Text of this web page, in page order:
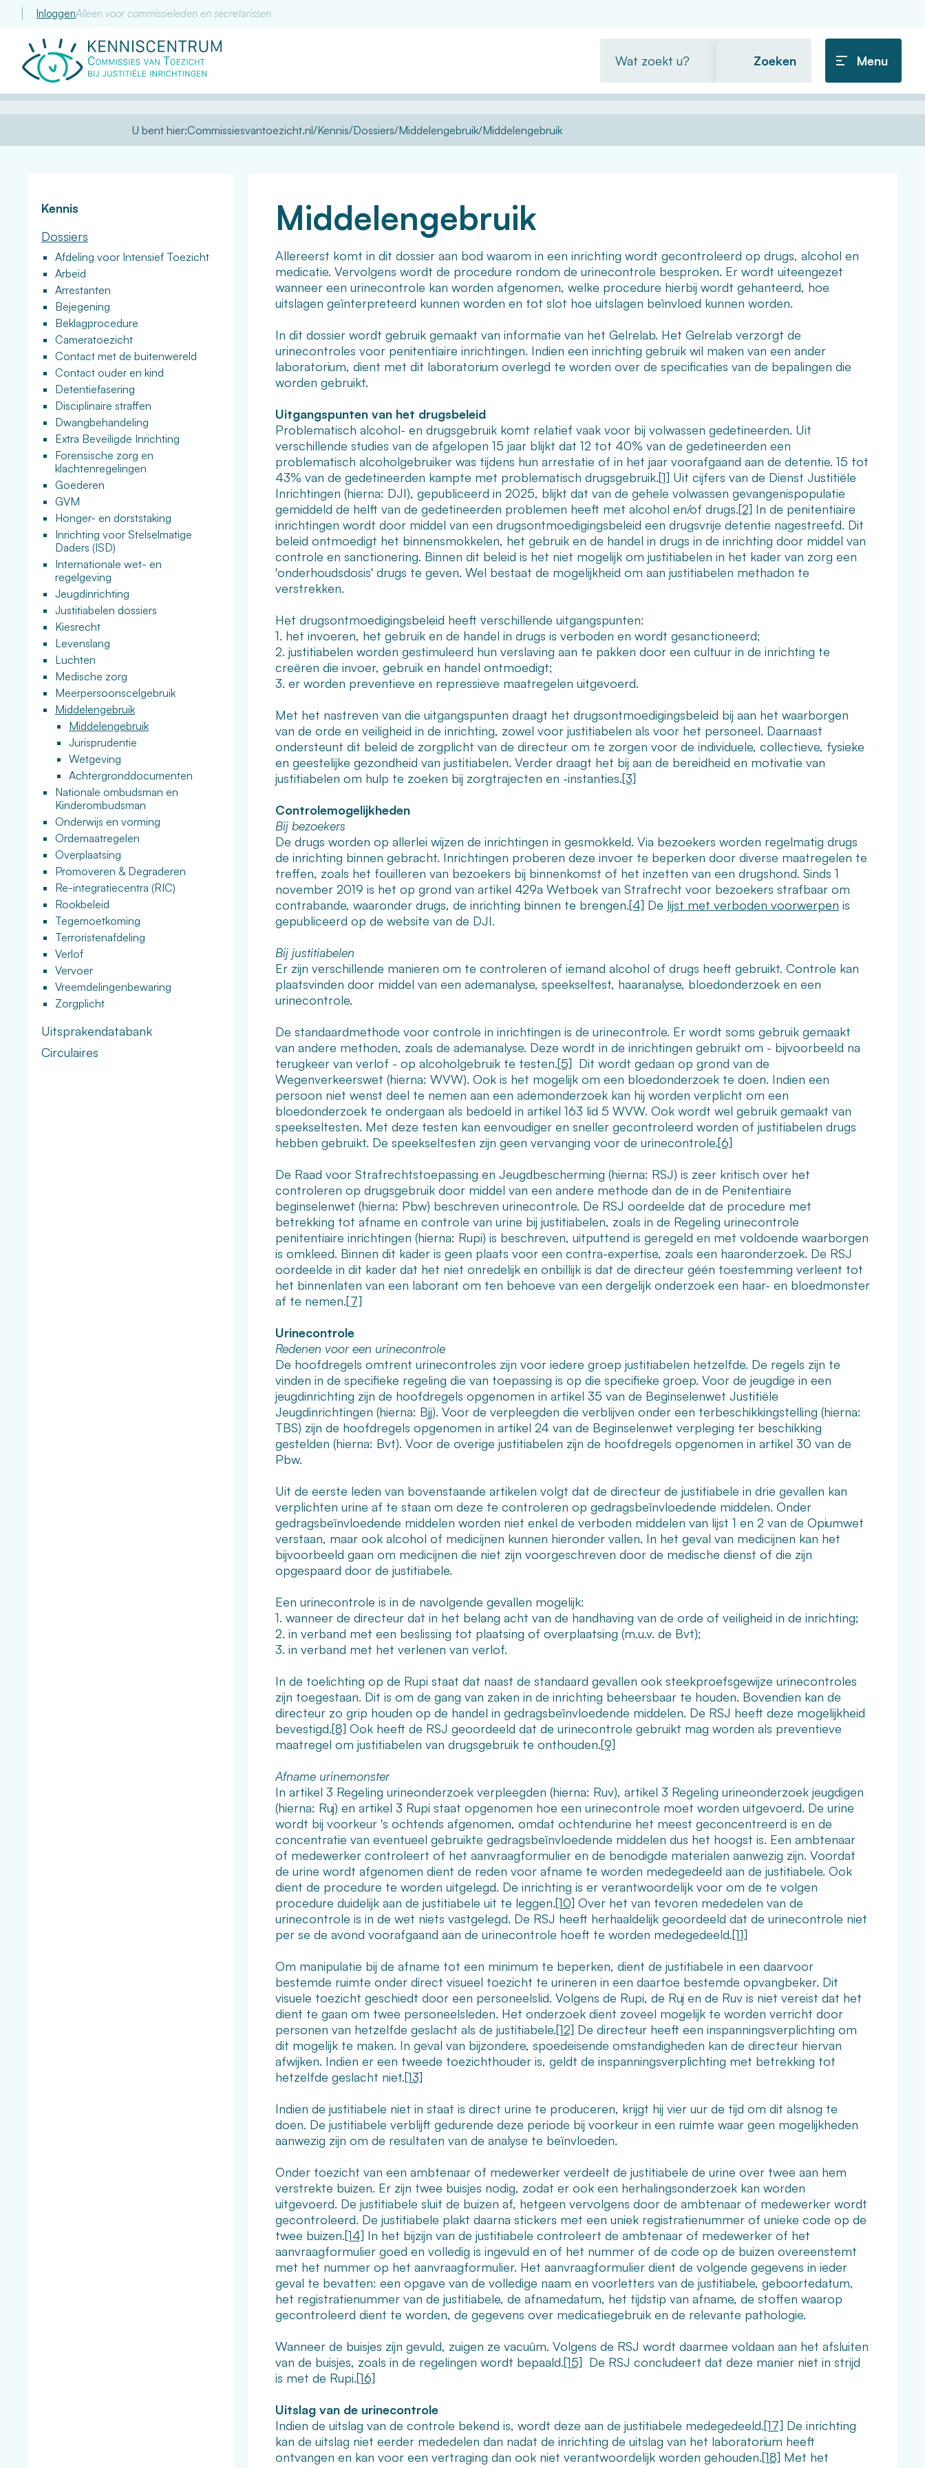
Commissie
zoekt
Menu
InloggenAlleen voor commissieleden en secretarissen
U bent hier:Commissiesvantoezicht.nl Kennis Dossiers Middelengebruik Middelengebruik
Middelengebruik
Allereerst komt in dit dossier aan bod waarom in een inrichting wordt gecontroleerd op drugs, alcohol en
medicatie. Vervolgens wordt de procedure rondom de urinecontrole besproken. Er wordt uiteengezet
wanneer een urinecontrole kan worden afgenomen, welke procedure hierbij wordt gehanteerd, hoe
uitslagen geïnterpreteerd kunnen worden en tot slot hoe uitslagen beïnvloed kunnen worden.
In dit dossier wordt gebruik gemaakt van informatie van het Gelrelab. Het Gelrelab verzorgt de
urinecontroles voor penitentiaire inrichtingen. Indien een inrichting gebruik wil maken van een ander
laboratorium, dient met dit laboratorium overlegd te worden over de specificaties van de bepalingen die
worden gebruikt.
Uitgangspunten van het drugsbeleid
Problematisch alcohol- en drugsgebruik komt relatief vaak voor bij volwassen gedetineerden. Uit
verschillende studies van de afgelopen 15 jaar blijkt dat 12 tot 40% van de gedetineerden een
problematisch alcoholgebruiker was tijdens hun arrestatie of in het jaar voorafgaand aan de detentie. 15 tot
43% van de gedetineerden kampte met problematisch drugsgebruik.[1] Uit cijfers van de Dienst Justitiële
Inrichtingen (hierna: DJI), gepubliceerd in 2025, blijkt dat van de gehele volwassen gevangenispopulatie
gemiddeld de helft van de gedetineerden problemen heeft met alcohol en/of drugs.[2] In de penitentiaire
inrichtingen wordt door middel van een drugsontmoedigingsbeleid een drugsvrije detentie nagestreefd. Dit
beleid ontmoedigt het binnensmokkelen, het gebruik en de handel in drugs in de inrichting door middel van
controle en sanctionering. Binnen dit beleid is het niet mogelijk om justitiabelen in het kader van zorg een
'onderhoudsdosis' drugs te geven. Wel bestaat de mogelijkheid om aan justitiabelen methadon te
verstrekken.
Het drugsontmoedigingsbeleid heeft verschillende uitgangspunten:
1. het invoeren, het gebruik en de handel in drugs is verboden en wordt gesanctioneerd;
2. justitiabelen worden gestimuleerd hun verslaving aan te pakken door een cultuur in de inrichting te
creëren die invoer, gebruik en handel ontmoedigt;
3. er worden preventieve en repressieve maatregelen uitgevoerd.
Met het nastreven van die uitgangspunten draagt het drugsontmoedigingsbeleid bij aan het waarborgen
van de orde en veiligheid in de inrichting, zowel voor justitiabelen als voor het personeel. Daarnaast
ondersteunt dit beleid de zorgplicht van de directeur om te zorgen voor de individuele, collectieve, fysieke
en geestelijke gezondheid van justitiabelen. Verder draagt het bij aan de bereidheid en motivatie van
justitiabelen om hulp te zoeken bij zorgtrajecten en -instanties.[3]
Controlemogelijkheden
Bij bezoekers
De drugs worden op allerlei wijzen de inrichtingen in gesmokkeld. Via bezoekers worden regelmatig drugs
de inrichting binnen gebracht. Inrichtingen proberen deze invoer te beperken door diverse maatregelen te
treffen, zoals het fouilleren van bezoekers bij binnenkomst of het inzetten van een drugshond. Sinds 1
november 2019 is het op grond van artikel 429a Wetboek van Strafrecht voor bezoekers strafbaar om
contrabande, waaronder drugs, de inrichting binnen te brengen.[4] De lijst met verboden voorwerpen is
gepubliceerd op de website van de DJI.
Bij justitiabelen
Er zijn verschillende manieren om te controleren of iemand alcohol of drugs heeft gebruikt. Controle kan
plaatsvinden door middel van een ademanalyse, speekseltest, haaranalyse, bloedonderzoek en een
urinecontrole.
De standaardmethode voor controle in inrichtingen is de urinecontrole. Er wordt soms gebruik gemaakt
van andere methoden, zoals de ademanalyse. Deze wordt in de inrichtingen gebruikt om - bijvoorbeeld na
terugkeer van verlof - op alcoholgebruik te testen.[5] Dit wordt gedaan op grond van de
Wegenverkeerswet (hierna: WVW). Ook is het mogelijk om een bloedonderzoek te doen. Indien een
persoon niet wenst deel te nemen aan een ademonderzoek kan hij worden verplicht om een
bloedonderzoek te ondergaan als bedoeld in artikel 163 lid 5 WVW. Ook wordt wel gebruik gemaakt van
speekseltesten. Met deze testen kan eenvoudiger en sneller gecontroleerd worden of justitiabelen drugs
hebben gebruikt. De speekseltesten zijn geen vervanging voor de urinecontrole.[6]
De Raad voor Strafrechtstoepassing en Jeugdbescherming (hierna: RSJ) is zeer kritisch over het
controleren op drugsgebruik door middel van een andere methode dan de in de Penitentiaire
beginselenwet (hierna: Pbw) beschreven urinecontrole. De RSJ oordeelde dat de procedure met
betrekking tot afname en controle van urine bij justitiabelen, zoals in de Regeling urinecontrole
penitentiaire inrichtingen (hierna: Rupi) is beschreven, uitputtend is geregeld en met voldoende waarborgen
is omkleed. Binnen dit kader is geen plaats voor een contra-expertise, zoals een haaronderzoek. De RSJ
oordeelde in dit kader dat het niet onredelijk en onbillijk is dat de directeur géén toestemming verleent tot
het binnenlaten van een laborant om ten behoeve van een dergelijk onderzoek een haar- en bloedmonster
af te nemen.[7]
Urinecontrole
Redenen voor een urinecontrole
De hoofdregels omtrent urinecontroles zijn voor iedere groep justitiabelen hetzelfde. De regels zijn te
vinden in de specifieke regeling die van toepassing is op die specifieke groep. Voor de jeugdige in een
jeugdinrichting zijn de hoofdregels opgenomen in artikel 35 van de Beginselenwet Justitiële
Jeugdinrichtingen (hierna: Bjj). Voor de verpleegden die verblijven onder een terbeschikkingstelling (hierna:
TBS) zijn de hoofdregels opgenomen in artikel 24 van de Beginselenwet verpleging ter beschikking
gestelden (hierna: Bvt). Voor de overige justitiabelen zijn de hoofdregels opgenomen in artikel 30 van de
Pbw.
Uit de eerste leden van bovenstaande artikelen volgt dat de directeur de justitiabele in drie gevallen kan
verplichten urine af te staan om deze te controleren op gedragsbeïnvloedende middelen. Onder
gedragsbeïnvloedende middelen worden niet enkel de verboden middelen van lijst 1 en 2 van de Opiumwet
verstaan, maar ook alcohol of medicijnen kunnen hieronder vallen. In het geval van medicijnen kan het
bijvoorbeeld gaan om medicijnen die niet zijn voorgeschreven door de medische dienst of die zijn
opgespaard door de justitiabele.
Een urinecontrole is in de navolgende gevallen mogelijk:
1. wanneer de directeur dat in het belang acht van de handhaving van de orde of veiligheid in de inrichting;
2. in verband met een beslissing tot plaatsing of overplaatsing (m.u.v. de Bvt);
3. in verband met het verlenen van verlof.
In de toelichting op de Rupi staat dat naast de standaard gevallen ook steekproefsgewijze urinecontroles
zijn toegestaan. Dit is om de gang van zaken in de inrichting beheersbaar te houden. Bovendien kan de
directeur zo grip houden op de handel in gedragsbeïnvloedende middelen. De RSJ heeft deze mogelijkheid
bevestigd.[8] Ook heeft de RSJ geoordeeld dat de urinecontrole gebruikt mag worden als preventieve
maatregel om justitiabelen van drugsgebruik te onthouden.[9]
Afname urinemonster
In artikel 3 Regeling urineonderzoek verpleegden (hierna: Ruv), artikel 3 Regeling urineonderzoek jeugdigen
(hierna: Ruj) en artikel 3 Rupi staat opgenomen hoe een urinecontrole moet worden uitgevoerd. De urine
wordt bij voorkeur 's ochtends afgenomen, omdat ochtendurine het meest geconcentreerd is en de
concentratie van eventueel gebruikte gedragsbeïnvloedende middelen dus het hoogst is. Een ambtenaar
of medewerker controleert of het aanvraagformulier en de benodigde materialen aanwezig zijn. Voordat
de urine wordt afgenomen dient de reden voor afname te worden medegedeeld aan de justitiabele. Ook
dient de procedure te worden uitgelegd. De inrichting is er verantwoordelijk voor om de te volgen
procedure duidelijk aan de justitiabele uit te leggen.[10] Over het van tevoren mededelen van de
urinecontrole is in de wet niets vastgelegd. De RSJ heeft herhaaldelijk geoordeeld dat de urinecontrole niet
per se de avond voorafgaand aan de urinecontrole hoeft te worden medegedeeld.[11]
Om manipulatie bij de afname tot een minimum te beperken, dient de justitiabele in een daarvoor
bestemde ruimte onder direct visueel toezicht te urineren in een daartoe bestemde opvangbeker. Dit
visuele toezicht geschiedt door een personeelslid. Volgens de Rupi, de Ruj en de Ruv is niet vereist dat het
dient te gaan om twee personeelsleden. Het onderzoek dient zoveel mogelijk te worden verricht door
personen van hetzelfde geslacht als de justitiabele.[12] De directeur heeft een inspanningsverplichting om
dit mogelijk te maken. In geval van bijzondere, spoedeisende omstandigheden kan de directeur hiervan
afwijken. Indien er een tweede toezichthouder is, geldt de inspanningsverplichting met betrekking tot
hetzelfde geslacht niet.[13]
Indien de justitiabele niet in staat is direct urine te produceren, krijgt hij vier uur de tijd om dit alsnog te
doen. De justitiabele verblijft gedurende deze periode bij voorkeur in een ruimte waar geen mogelijkheden
aanwezig zijn om de resultaten van de analyse te beïnvloeden.
Onder toezicht van een ambtenaar of medewerker verdeelt de justitiabele de urine over twee aan hem
verstrekte buizen. Er zijn twee buisjes nodig, zodat er ook een herhalingsonderzoek kan worden
uitgevoerd. De justitiabele sluit de buizen af, hetgeen vervolgens door de ambtenaar of medewerker wordt
gecontroleerd. De justitiabele plakt daarna stickers met een uniek registratienummer of unieke code op de
twee buizen.[14] In het bijzijn van de justitiabele controleert de ambtenaar of medewerker of het
aanvraagformulier goed en volledig is ingevuld en of het nummer of de code op de buizen overeenstemt
met het nummer op het aanvraagformulier. Het aanvraagformulier dient de volgende gegevens in ieder
geval te bevatten: een opgave van de volledige naam en voorletters van de justitiabele, geboortedatum,
het registratienummer van de justitiabele, de afnamedatum, het tijdstip van afname, de stoffen waarop
gecontroleerd dient te worden, de gegevens over medicatiegebruik en de relevante pathologie.
Wanneer de buisjes zijn gevuld, zuigen ze vacuüm. Volgens de RSJ wordt daarmee voldaan aan het afsluiten
van de buisjes, zoals in de regelingen wordt bepaald.[15] De RSJ concludeert dat deze manier niet in strijd
is met de Rupi.[16]
Uitslag van de urinecontrole
Indien de uitslag van de controle bekend is, wordt deze aan de justitiabele medegedeeld.[17] De inrichting
kan de uitslag niet eerder mededelen dan nadat de inrichting de uitslag van het laboratorium heeft
ontvangen en kan voor een vertraging dan ook niet verantwoordelijk worden gehouden.[18] Met het
Kennis
Dossiers
Afdeling voor Intensief Toezicht
Arbeid
Arrestanten
Bejegening
Beklagprocedure
Cameratoezicht
Contact met de buitenwereld
Contact ouder en kind
Detentiefasering
Disciplinaire straffen
Dwangbehandeling
Extra Beveiligde Inrichting
Forensische zorg en
klachtenregelingen
Goederen
GVM
Honger- en dorststaking
Inrichting voor Stelselmatige
Daders (ISD)
Internationale wet- en
regelgeving
Jeugdinrichting
Justitiabelen dossiers
Kiesrecht
Levenslang
Luchten
Medische zorg
Meerpersoonscelgebruik
Middelengebruik
Middelengebruik
Jurisprudentie
Wetgeving
Achtergronddocumenten
Nationale ombudsman en
Kinderombudsman
Onderwijs en vorming
Ordemaatregelen
Overplaatsing
Promoveren & Degraderen
Re-integratiecentra (RIC)
Rookbeleid
Tegemoetkoming
Terroristenafdeling
Verlof
Vervoer
Vreemdelingenbewaring
Zorgplicht
Uitsprakendatabank
Circulaires